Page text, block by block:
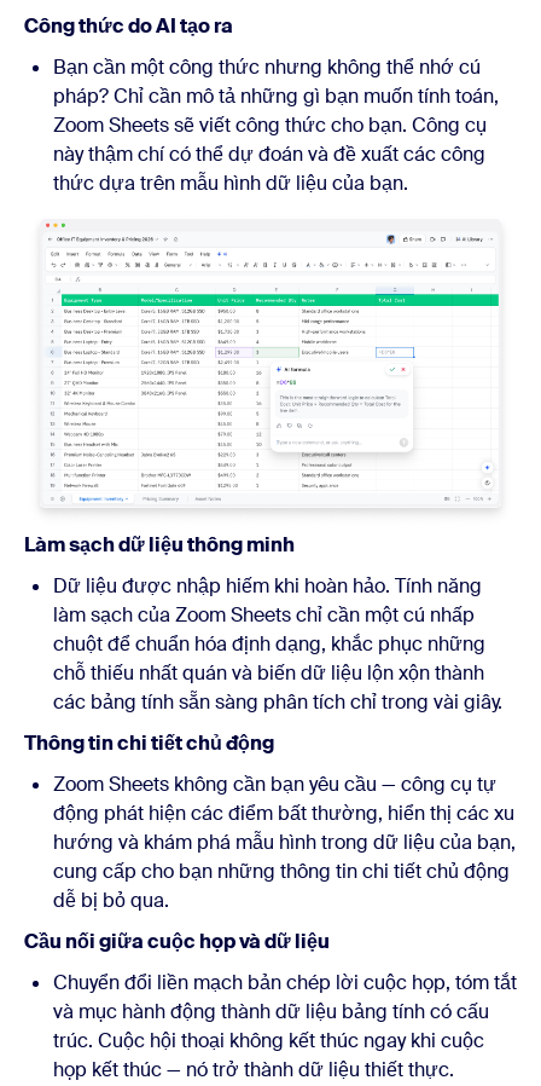
Công thức do AI tạo ra
Bạn cần một công thức nhưng không thể nhớ cú
pháp? Chỉ cần mô tả những gì bạn muốn tính toán,
Zoom Sheets sẽ viết công thức cho bạn. Công cụ
này thậm chí có thể dự đoán và đề xuất các công
thức dựa trên mẫu hình dữ liệu của bạn.
Làm sạch dữ liệu thông minh
Dữ liệu được nhập hiếm khi hoàn hảo. Tính năng
làm sạch của Zoom Sheets chỉ cần một cú nhấp
chuột để chuẩn hóa định dạng, khắc phục những
chỗ thiếu nhất quán và biến dữ liệu lộn xộn thành
các bảng tính sẵn sàng phân tích chỉ trong vài giây.
Thông tin chi tiết chủ động
Zoom Sheets không cần bạn yêu cầu — công cụ tự
động phát hiện các điểm bất thường, hiển thị các xu
hướng và khám phá mẫu hình trong dữ liệu của bạn,
cung cấp cho bạn những thông tin chi tiết chủ động
dễ bị bỏ qua.
Cầu nối giữa cuộc họp và dữ liệu
Chuyển đổi liền mạch bản chép lời cuộc họp, tóm tắt
và mục hành động thành dữ liệu bảng tính có cấu
trúc. Cuộc hội thoại không kết thúc ngay khi cuộc
họp kết thúc — nó trở thành dữ liệu thiết thực.